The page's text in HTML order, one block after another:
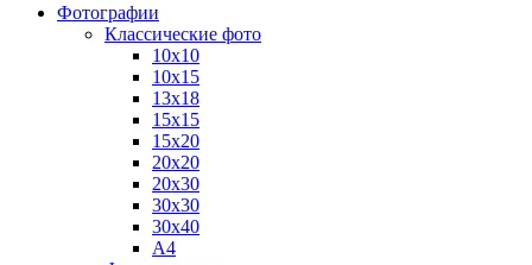
Фотографии
Классические фото
10х10
10х15
13х18
15х15
15х20
20х20
20х30
30х30
30х40
А4